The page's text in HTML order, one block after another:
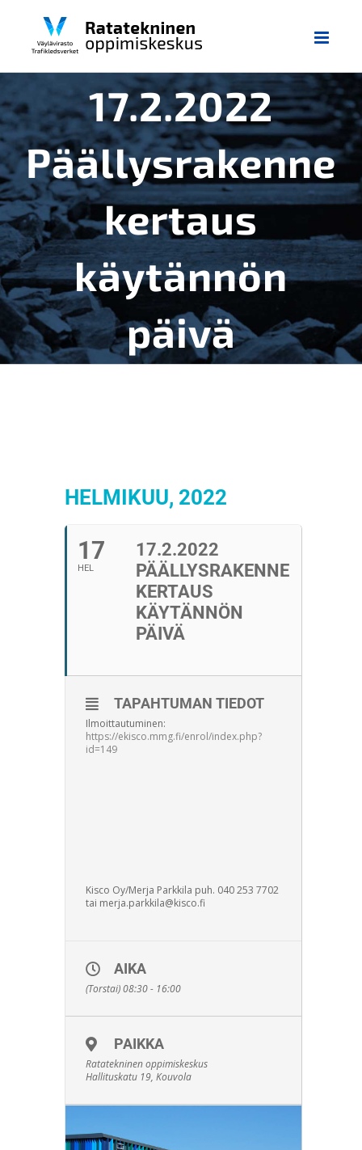
17.2.2022
Päällysrakenne
kertaus
käytännön
päivä
HELMIKUU, 2022
17
HEL
17.2.2022
PÄÄLLYSRAKENNE
KERTAUS
KÄYTÄNNÖN
PÄIVÄ
TAPAHTUMAN TIEDOT
Ilmoittautuminen:
https://ekisco.mmg.fi/enrol/index.php?
id=149
Kisco Oy/Merja Parkkila puh. 040 253 7702
tai merja.parkkila@kisco.fi
AIKA
(Torstai) 08:30 - 16:00
PAIKKA
Ratatekninen oppimiskeskus
Hallituskatu 19, Kouvola